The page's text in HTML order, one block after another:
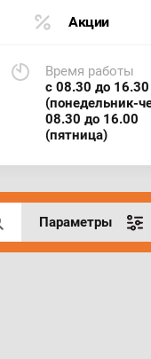
Акции
Время работы
с 08.30 до 16.30
(понедельник-
08.30 до 16.00
(пятница)
Параметры